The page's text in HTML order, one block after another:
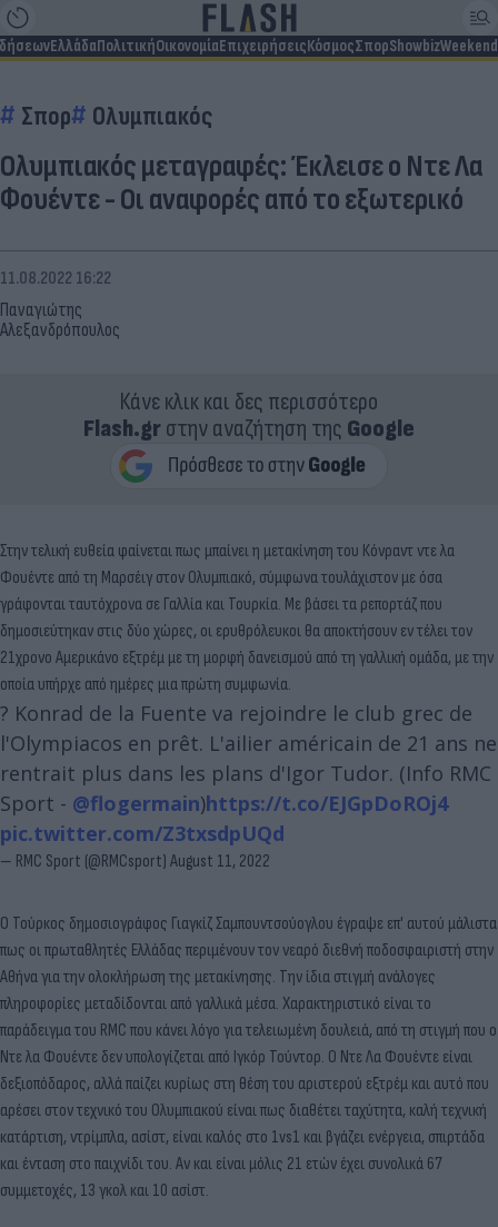
ΕλλάδαΠολιτικήΟικονομίαΕπιχειρήσειςΚόσμοςΣπορShowbizWeekend
Σπορ Ολυμπιακός
Ολυμπιακός μεταγραφές: Έκλεισε ο Ντε Λα
Φουέντε - Oι αναφορές από το εξωτερικό
Παναγιώτης
Αλεξανδρόπουλος
11.08.2022 16:22
Κάνε κλικ και δες περισσότερο
Flash.grστην αναζήτηση της Google
Στην τελική ευθεία φαίνεται πως μπαίνει η μετακίνηση του Κόνραντ ντε λα
Φουέντε από τη Μαρσέιγ στον Ολυμπιακό, σύμφωνα τουλάχιστον με όσα
γράφονται ταυτόχρονα σε Γαλλία και Τουρκία. Με βάσει τα ρεπορτάζ που
δημοσιεύτηκαν στις δύο χώρες, οι ερυθρόλευκοι θα αποκτήσουν εν τέλει τον
21χρονο Αμερικάνο εξτρέμ με τη μορφή δανεισμού από τη γαλλική ομάδα, με την
οποία υπήρχε από ημέρες μια πρώτη συμφωνία.
? Konrad de la Fuente va rejoindre le club grec de
l'Olympiacos en prêt. L'ailier américain de 21 ans ne
rentrait plus dans les plans d'Igor Tudor. (Info RMC
Sport - @flogermain)https://t.co/EJGpDoROj4
pic.twitter.com/Z3txsdpUQd
— RMC Sport (@RMCsport) August 11, 2022
Ο Τούρκος δημοσιογράφος Γιαγκίζ Σαμπουντσούογλου έγραψε επ' αυτού μάλιστα
πως οι πρωταθλητές Ελλάδας περιμένουν τον νεαρό διεθνή ποδοσφαιριστή στην
Αθήνα για την ολοκλήρωση της μετακίνησης. Την ίδια στιγμή ανάλογες
πληροφορίες μεταδίδονται από γαλλικά μέσα. Χαρακτηριστικό είναι το
παράδειγμα του RMC που κάνει λόγο για τελειωμένη δουλειά, από τη στιγμή που ο
Ντε λα Φουέντε δεν υπολογίζεται από Ιγκόρ Τούντορ. Ο Ντε Λα Φουέντε είναι
δεξιοπόδαρος, αλλά παίζει κυρίως στη θέση του αριστερού εξτρέμ και αυτό που
αρέσει στον τεχνικό του Ολυμπιακού είναι πως διαθέτει ταχύτητα, καλή τεχνική
κατάρτιση, ντρίμπλα, ασίστ, είναι καλός στο 1vs1 και βγάζει ενέργεια, σπιρτάδα
και ένταση στο παιχνίδι του. Αν και είναι μόλις 21 ετών έχει συνολικά 67
συμμετοχές, 13 γκολ και 10 ασίστ.